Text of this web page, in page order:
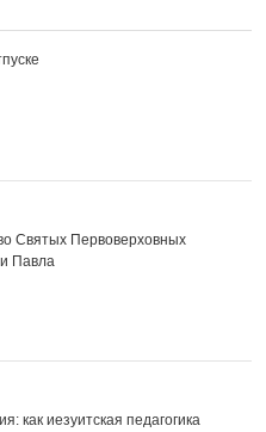
Святых Первоверховных
Павла
как иезуитская педагогика